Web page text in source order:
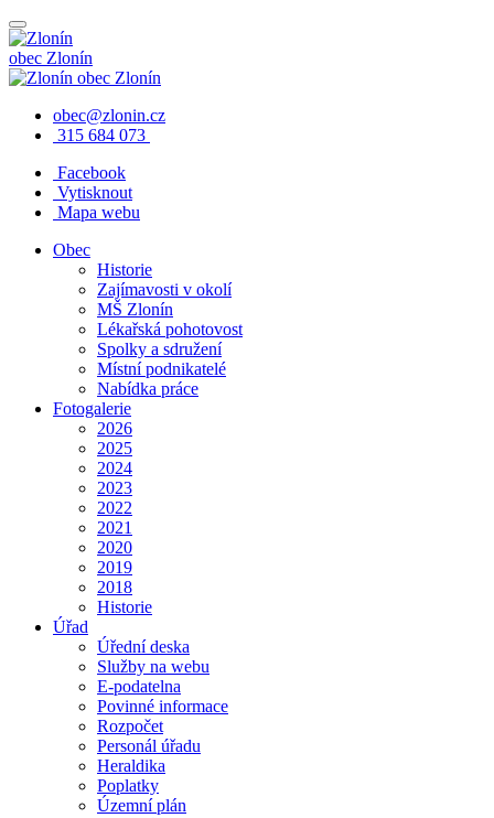
obec Zlonín
obec Zlonín
obec@zlonin.cz
315 684 073
Facebook
Vytisknout
Mapa webu
Obec
Historie
Zajímavosti v okolí
MŠ Zlonín
Lékařská pohotovost
Spolky a sdružení
Místní podnikatelé
Nabídka práce
Fotogalerie
2026
2025
2024
2023
2022
2021
2020
2019
2018
Historie
Úřad
Úřední deska
Služby na webu
E-podatelna
Povinné informace
Rozpočet
Personál úřadu
Heraldika
Poplatky
Územní plán